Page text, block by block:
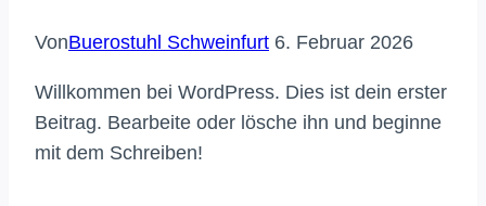
VonBuerostuhl Schweinfurt 6. Februar 2026
Willkommen bei WordPress. Dies ist dein erster
Beitrag. Bearbeite oder lösche ihn und beginne
mit dem Schreiben!